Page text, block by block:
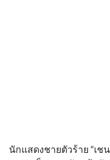
นักแสดงชายตัวร้าย “เ